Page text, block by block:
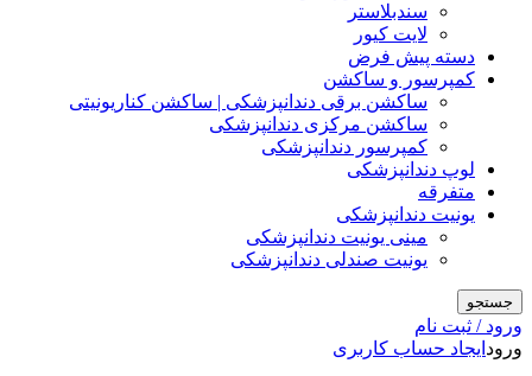
سندبلاستر
لایت کیور
دسته پیش فرض
کمپرسور و ساکشن
ساکشن برقی دندانپزشکی | ساکشن کناریونیتی
ساکشن مرکزی دندانپزشکی
کمپرسور دندانپزشکی
لوپ دندانپزشکی
متفرقه
یونیت دندانپزشکی
مینی یونیت دندانپزشکی
یونیت صندلی دندانپزشکی
جستجو
ورود / ثبت نام
ورود ایجاد حساب کاربری